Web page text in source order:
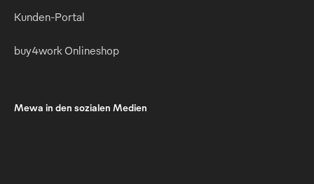
Kunden-Portal
buy4work Onlineshop
Mewa in den sozialen Medien